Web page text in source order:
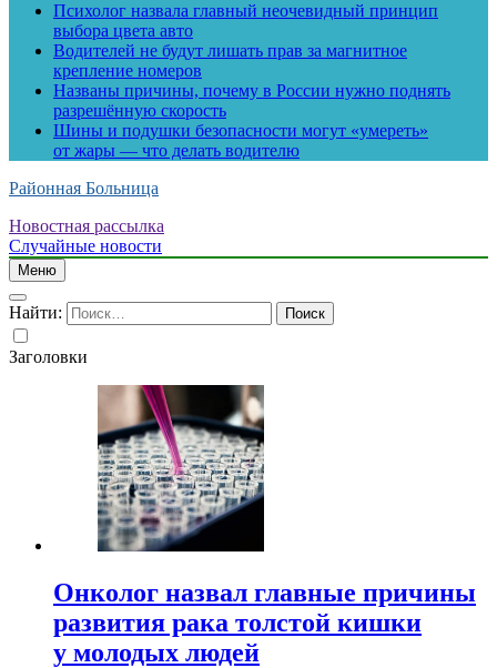
Психолог назвала главный неочевидный принцип
выбора цвета авто
Водителей не будут лишать прав за магнитное
крепление номеров
Названы причины, почему в России нужно поднять
разрешённую скорость
Шины и подушки безопасности могут «умереть»
от жары — что делать водителю
Районная Больница
Новостная рассылка
Случайные новости
Меню
Найти:
Заголовки
Онколог назвал главные причины
развития рака толстой кишки
у молодых людей